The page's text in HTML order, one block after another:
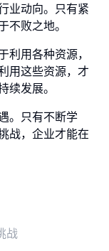
业动向。只有紧
不败之地。
利用各种资源，
用这些资源，才
续发展。
。只有不断学
战，企业才能在
战